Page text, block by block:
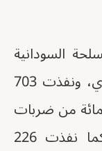
السودانية
تملك قدرات أعلى في السلاح الجوي، ونفذت 703
من ضربات
الطيران التي وقعت في البلاد، كما نفذت 226